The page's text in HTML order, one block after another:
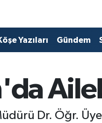
Yazıları Gündem
Dr. Öğr.